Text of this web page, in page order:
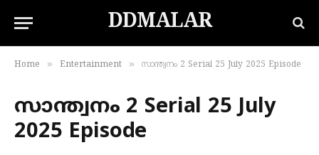
DDMALAR
Home » Entertainment » സാന്ത്വനം 2 Serial 25 July 2025 Episode
സാന്ത്വനം 2 Serial 25 July
2025 Episode